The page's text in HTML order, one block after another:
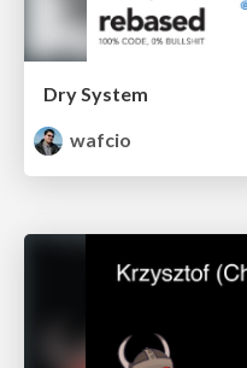
Dry System
wafcio